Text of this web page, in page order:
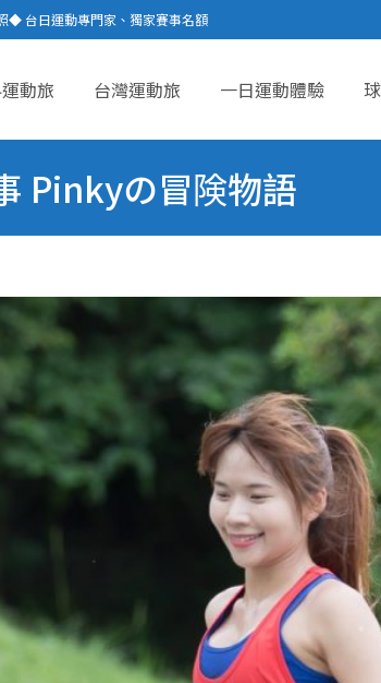
◆ 台日運動專門家、獨家賽事名額
動旅 台灣運動旅 一日運動體驗
Pinkyの冒険物語